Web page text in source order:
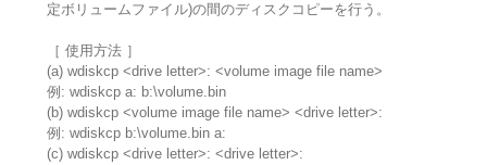
定ボリュームファイル)の間のディスクコピーを行う。
［ 使用方法 ］
(a) wdiskcp <drive letter>: <volume image file name>
例: wdiskcp a: b:\volume.bin
(b) wdiskcp <volume image file name> <drive letter>:
例: wdiskcp b:\volume.bin a:
(c) wdiskcp <drive letter>: <drive letter>: